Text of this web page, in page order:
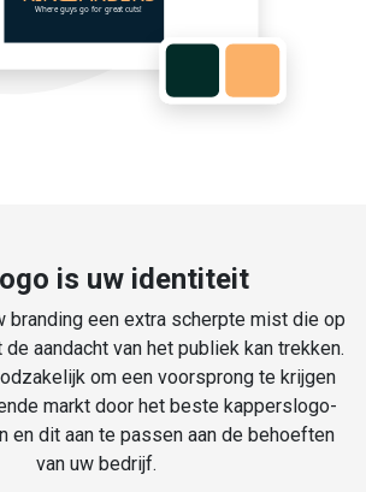
is uw identiteit
branding een extra scherpte mist die op
aandacht van het publiek kan trekken.
om een voorsprong te krijgen
markt door het beste kapperslogo-
en dit aan te passen aan de behoeften
van uw bedrijf.